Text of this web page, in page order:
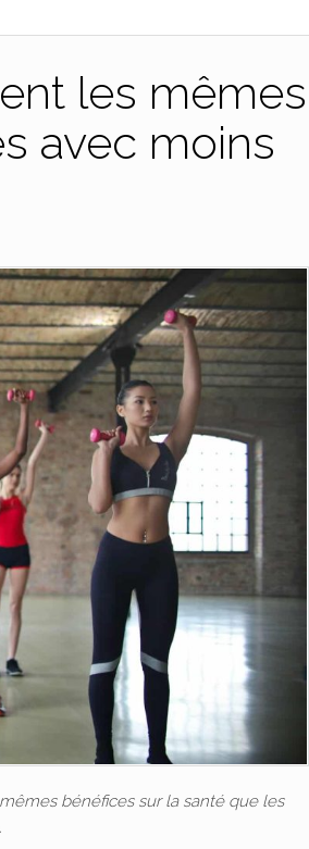
les mêmes
avec moins
bénéfices sur la santé que les